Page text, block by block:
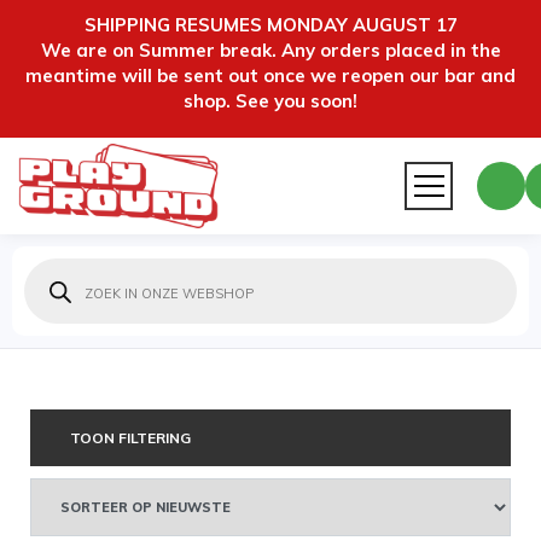
SHIPPING RESUMES MONDAY AUGUST 17
We are on Summer break. Any orders placed in the
meantime will be sent out once we reopen our bar and
shop. See you soon!
zoeken
TOON FILTERING